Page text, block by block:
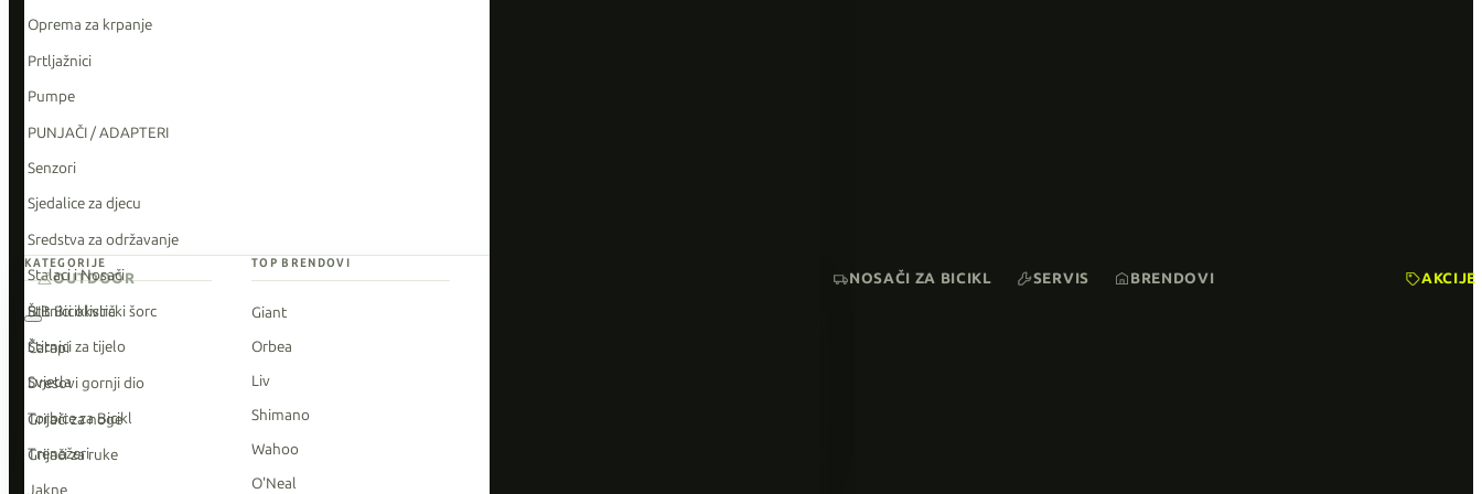
Oprema za krpanje
Prtljažnici
Pumpe
PUNJAČI / ADAPTERI
Senzori
Sjedalice za djecu
Sredstva za održavanje
Stalaci i Nosači
Štitnici okvira
Štitnici za tijelo
Svjetla
Torbice za Bicikl
Trenažeri
KATEGORIJE
BIB Biciklistički šorc
Čarapi
Dresovi gornji dio
Grijači za noge
Grijači za ruke
TOP BRENDOVI
Giant
Orbea
Liv
Shimano
Wahoo
O'Neal
OUTDOOR NOSAČI ZA BICIKL SERVIS BRENDOVI AKCIJE